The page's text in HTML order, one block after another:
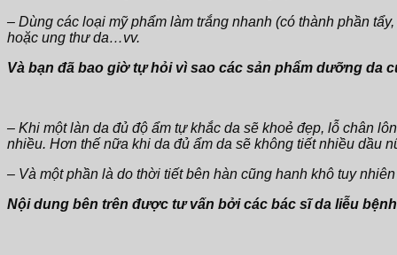
– Dùng các loại mỹ phẩm làm trắng nhanh (có thành phần
hoặc ung thư da…vv.
Và bạn đã bao giờ tự hỏi vì sao các sản phẩm dưỡng da
– Khi một làn da đủ độ ẩm tự khắc da sẽ khoẻ đẹp, lỗ chân
nhiều. Hơn thế nữa khi da đủ ẩm da sẽ không tiết nhiều dầu
– Và một phần là do thời tiết bên hàn cũng hanh khô tuy
Nội dung bên trên được tư vấn bởi các bác sĩ da liễu